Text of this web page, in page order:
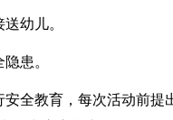
幼儿。
患。
全教育，每次活动前提